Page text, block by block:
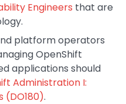
Engineers that are
platform operators
OpenShift
applications should
Administration I:
(DO180).